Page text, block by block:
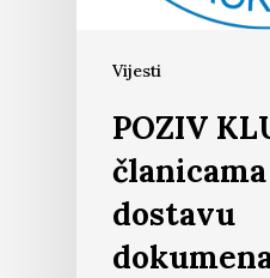
Vijesti
POZIV
dostavu